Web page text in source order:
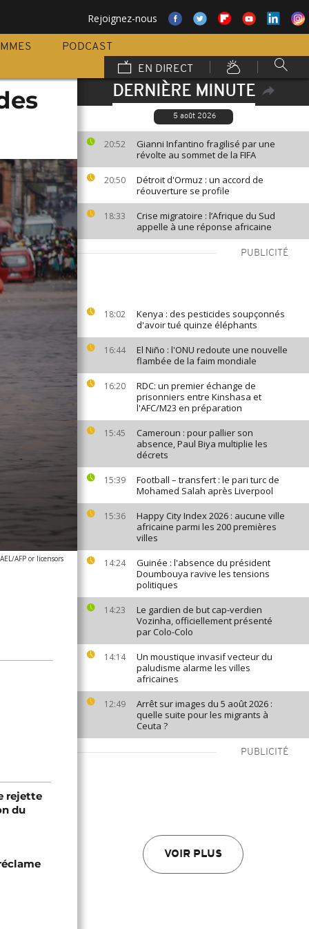
Rejoignez-nous
PODCAST
EN DIRECT
DERNIÈRE MINUTE
5 août 2026
20:52
Gianni Infantino fragilisé par une
révolte au sommet de la FIFA
20:50
Détroit d'Ormuz : un accord de
réouverture se profile
18:33
Crise migratoire : l’Afrique du Sud
appelle à une réponse africaine
PUBLICITÉ
18:02
Kenya : des pesticides soupçonnés
d'avoir tué quinze éléphants
16:44
El Niño : l'ONU redoute une nouvelle
flambée de la faim mondiale
16:20
RDC: un premier échange de
prisonniers entre Kinshasa et
l'AFC/M23 en préparation
15:45
Cameroun : pour pallier son
absence, Paul Biya multiplie les
décrets
15:39
Football – transfert : le pari turc de
Mohamed Salah après Liverpool
15:36
Happy City Index 2026 : aucune ville
africaine parmi les 200 premières
villes
14:24
Guinée : l'absence du président
Doumbouya ravive les tensions
politiques
14:23
Le gardien de but cap-verdien
Vozinha, officiellement présenté
par Colo-Colo
14:14
Un moustique invasif vecteur du
paludisme alarme les villes
africaines
12:49
Arrêt sur images du 5 août 2026 :
quelle suite pour les migrants à
Ceuta ?
PUBLICITÉ
VOIR PLUS
AFP or licensors
rejette
du